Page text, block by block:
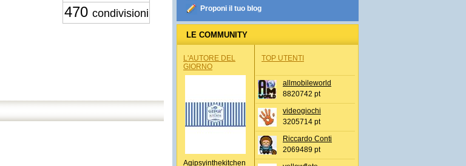
470 condivisioni
Proponi il tuo blog
LE COMMUNITY
L'AUTORE DEL
GIORNO
Agipsyinthekitchen
TOP UTENTI
allmobileworld
8820742 pt
videogiochi
3205714 pt
Riccardo Conti
2069489 pt